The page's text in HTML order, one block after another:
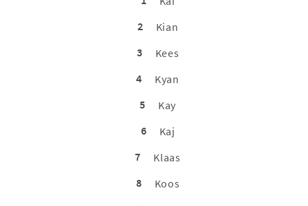
2
Kian
3
Kees
4
Kyan
5
Kay
6
Kaj
7
Klaas
8
Koos